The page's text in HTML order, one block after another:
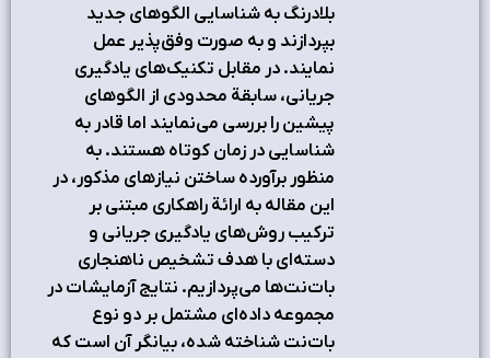
بلادرنگ به شناسایی الگوهای جدید
بپردازند و به صورت وفق‌پذیر عمل
نمایند. در مقابل تکنیک‌های یادگیری
جریانی، سابقة محدودی از الگوهای
پیشین را بررسی می‌نمایند اما قادر به
شناسایی در زمان کوتاه هستند. به
منظور برآورده ساختن نیازهای مذکور، در
این مقاله به ارائة راهکاری مبتنی بر
ترکیب روش‌های یادگیری جریانی و
دسته‌ای با هدف تشخیص ناهنجاری
بات‌نت‌ها می‌پردازیم. نتایج آزمایشات در
مجموعه داده‌ای مشتمل بر دو نوع
بات‌نت شناخته شده، بیانگر آن است که